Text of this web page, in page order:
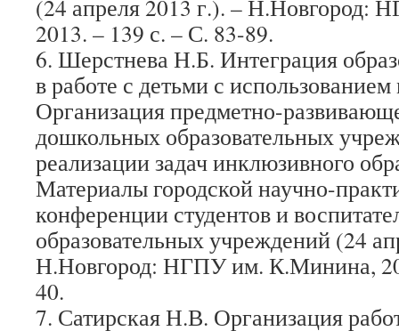
(24 апреля 2013 г.). –
2013. – 139 с. – С. 83-89.
6. Шерстнева Н.Б. Интеграция
в работе с детьми с
Организация предметно-
дошкольных образовательных
реализации задач инклюзивного
Материалы городской научно-
конференции студентов и
образовательных учреждений (24
Н.Новгород: НГПУ им. К.Минина,
40.
7. Сатирская Н.В. Организация